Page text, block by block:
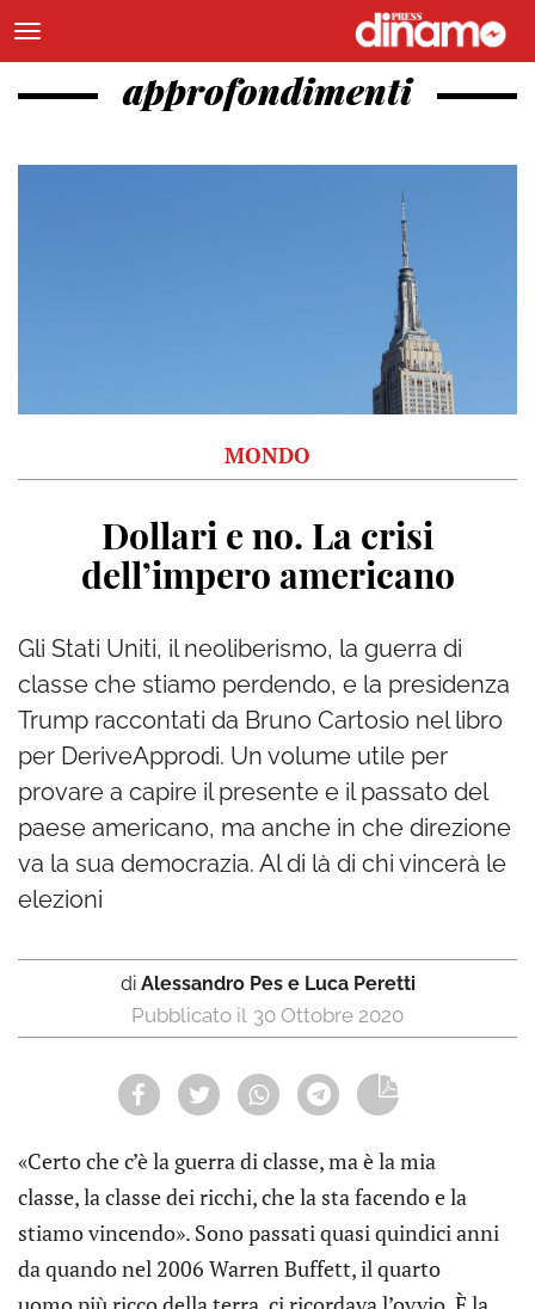
approfondimenti
MONDO
Dollari e no. La crisi
dell’impero americano
Gli Stati Uniti, il neoliberismo, la guerra di
classe che stiamo perdendo, e la presidenza
Trump raccontati da Bruno Cartosio nel libro
per DeriveApprodi. Un volume utile per
provare a capire il presente e il passato del
paese americano, ma anche in che direzione
va la sua democrazia. Al di là di chi vincerà le
elezioni
di Alessandro Pes e Luca Peretti
30 Ottobre 2020
«Certo che c’è la guerra di classe, ma è la mia
classe, la classe dei ricchi, che la sta facendo e la
stiamo vincendo». Sono passati quasi quindici anni
da quando nel 2006 Warren Buffett, il quarto